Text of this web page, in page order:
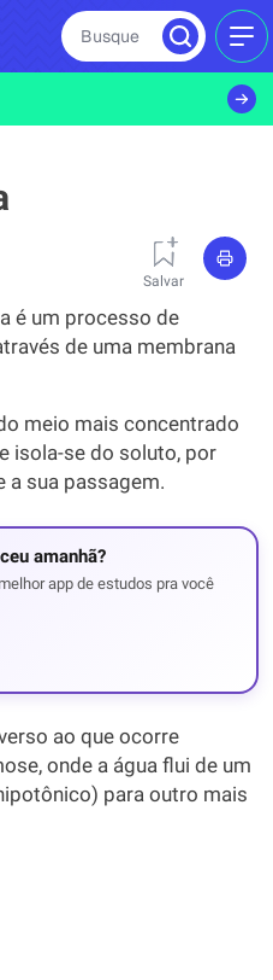
Busque
Salvar
é um processo de
de uma membrana
meio mais concentrado
isola-se do soluto, por
a sua passagem.
amanhã?
app de estudos pra você
ao que ocorre
onde a água flui de um
para outro mais